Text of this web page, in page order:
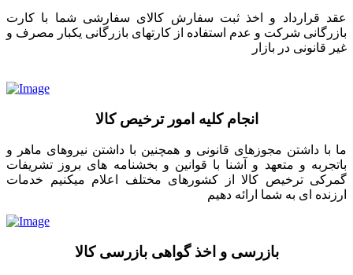
عقد قرارداد و اخذ ثبت سفارش کالای سفارشی شما با کارت
بازرگانی شرکت و عدم استفاده از کارتهای بازرگانی یکبار مصرف و
غیر قانونی در بازار
انجام کلیه امور ترخیص کالا
ما با داشتن مجوزهای قانونی و همچنین با داشتن نیروهای ماهر و
باتجربه و متعهد و آشنا با قوانین و بخشنامه های بروز تشریفات
گمرکی ترخیص کالا از کشورهای مختلف اعلام میکنیم خدمات
ارزنده ای به شما ارائه دهیم
بازرسی و اخذ گواهی بازرسی کالا